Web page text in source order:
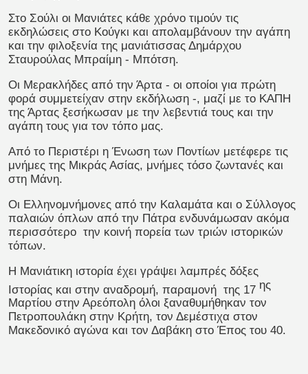
Στο Σούλι οι Μανιάτες κάθε χρόνο τιμούν τις
εκδηλώσεις στο Κούγκι και απολαμβάνουν την αγάπη
και την φιλοξενία της μανιάτισσας Δημάρχου
Σταυρούλας Μπραίμη - Μπότση.
Οι Μερακλήδες από την Άρτα - οι οποίοι για πρώτη
φορά συμμετείχαν στην εκδήλωση -, μαζί με το ΚΑΠΗ
της Άρτας ξεσήκωσαν με την λεβεντιά τους και την
αγάπη τους για τον τόπο μας.
Από το Περιστέρι η Ένωση των Ποντίων μετέφερε τις
μνήμες της Μικράς Ασίας, μνήμες τόσο ζωντανές και
στη Μάνη.
Οι Ελληνομνήμονες από την Καλαμάτα και ο Σύλλογος
παλαιών όπλων από την Πάτρα ενδυνάμωσαν ακόμα
περισσότερο την κοινή πορεία των τριών ιστορικών
τόπων.
Η Μανιάτικη ιστορία έχει γράψει λαμπρές δόξες
Ιστορίας και στην αναδρομή, παραμονή της 17 ης
Μαρτίου στην Αρεόπολη όλοι ξαναθυμήθηκαν τον
Πετροπουλάκη στην Κρήτη, τον Δεμέστιχα στον
Μακεδονικό αγώνα και τον Δαβάκη στο Έπος του 40.